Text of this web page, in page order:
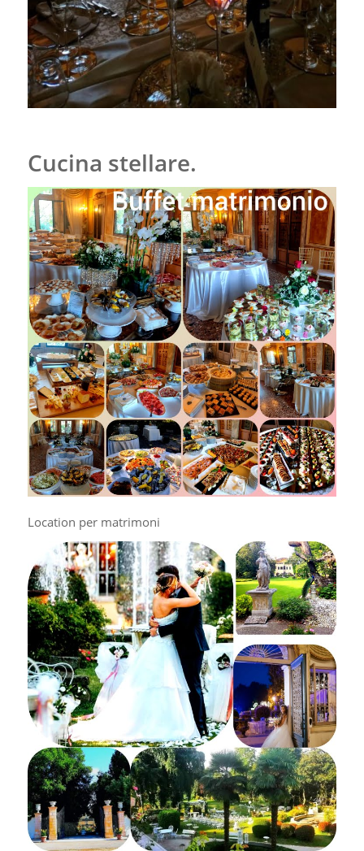
Cucina stellare.
Location per matrimoni